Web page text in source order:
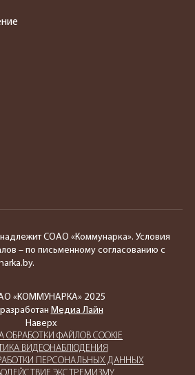
ОБРАБОТКИ ФАЙЛОВ COOKIE
ВИДЕОНАБЛЮДЕНИЯ
ПЕРСОНАЛЬНЫХ ДАННЫХ
СОАО «Коммунарка». Условия
– по письменному согласованию с
«КОММУНАРКА» 2025
Медиа Лайн
Наверх